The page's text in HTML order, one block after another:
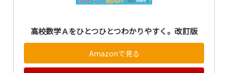
高校数学Ａをひとつひとつわかりやすく。改訂版
Amazonで見る